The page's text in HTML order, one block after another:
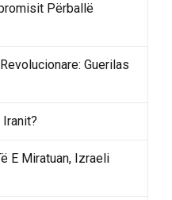
Përballë
Guerilas
E Miratuan, Izraeli